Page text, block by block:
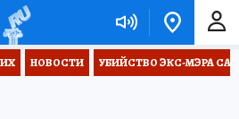
НОВОСТИ УБИЙСТВО ЭКС-МЭРА